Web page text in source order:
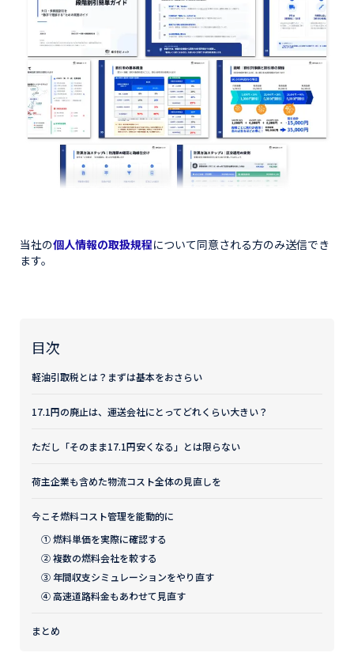
当社の個人情報の取扱規程について同意される方のみ送信でき
ます。
目次
軽油引取税とは？まずは基本をおさらい
17.1円の廃止は、運送会社にとってどれくらい大きい？
ただし「そのまま17.1円安くなる」とは限らない
荷主企業も含めた物流コスト全体の見直しを
今こそ燃料コスト管理を能動的に
① 燃料単価を実際に確認する
② 複数の燃料会社を較する
③ 年間収支シミュレーションをやり直す
④ 高速道路料金もあわせて見直す
まとめ